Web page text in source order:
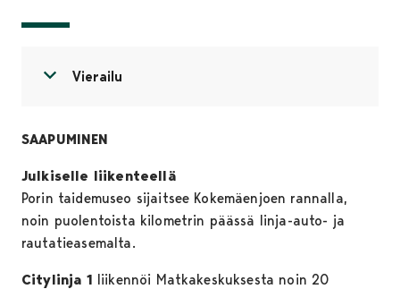
Avaa valikko
Sulje valikko
Vierailu
SAAPUMINEN
Julkiselle liikenteellä
Porin taidemuseo sijaitsee Kokemäenjoen rannalla,
noin puolentoista kilometrin päässä linja-auto- ja
rautatieasemalta.
Citylinja 1 liikennöi Matkakeskuksesta noin 20